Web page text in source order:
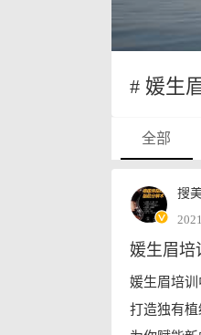
# 媛生
全部
搜
媛生眉培
媛生眉培训
打造独有